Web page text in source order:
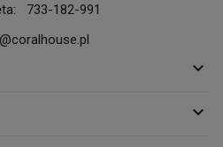
733-182-991
keyboard_arrow_down
keyboard_arrow_down